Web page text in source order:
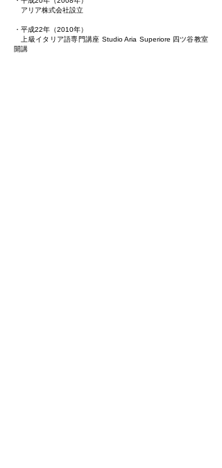
アリア株式会社設立
・平成22年（2010年）
上級イタリア語専門講座 Studio Aria Superiore 四ツ谷教室
開講